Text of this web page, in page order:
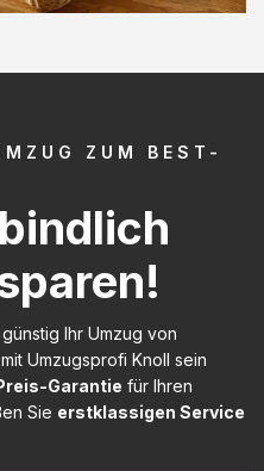
ZUM BEST-
Ihr Umzug von
Umzugsprofi Knoll sein
Garantie für Ihren
Sie erstklassigen Service